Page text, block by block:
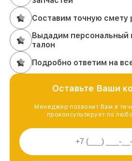
Составим точную смету
Выдадим персональный
талон
Подробно ответим на
Оставьте Ваши
Менеджер позвонит Вам в
проконсультирует по